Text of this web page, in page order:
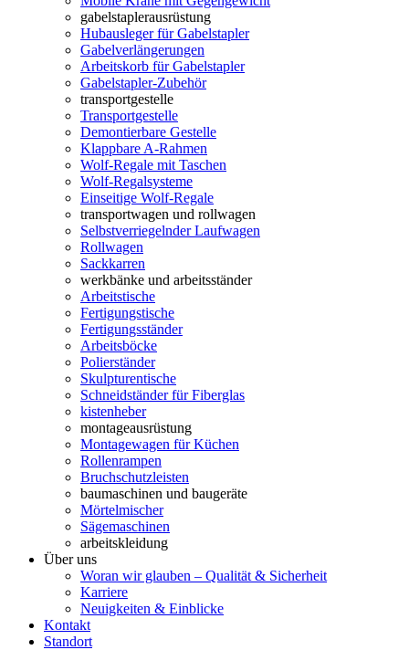
gabelstaplerausrüstung
Hubausleger für Gabelstapler
Gabelverlängerungen
Arbeitskorb für Gabelstapler
Gabelstapler-Zubehör
transportgestelle
Transportgestelle
Demontierbare Gestelle
Klappbare A-Rahmen
Wolf-Regale mit Taschen
Wolf-Regalsysteme
Einseitige Wolf-Regale
transportwagen und rollwagen
Selbstverriegelnder Laufwagen
Rollwagen
Sackkarren
werkbänke und arbeitsständer
Arbeitstische
Fertigungstische
Fertigungsständer
Arbeitsböcke
Polierständer
Skulpturentische
Schneidständer für Fiberglas
kistenheber
montageausrüstung
Montagewagen für Küchen
Rollenrampen
Bruchschutzleisten
baumaschinen und baugeräte
Mörtelmischer
Sägemaschinen
arbeitskleidung
Über uns
Woran wir glauben – Qualität & Sicherheit
Karriere
Neuigkeiten & Einblicke
Kontakt
Standort